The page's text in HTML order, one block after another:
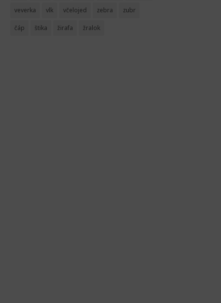
veverka vlk včelojed zebra zubr
čáp štika žirafa žralok